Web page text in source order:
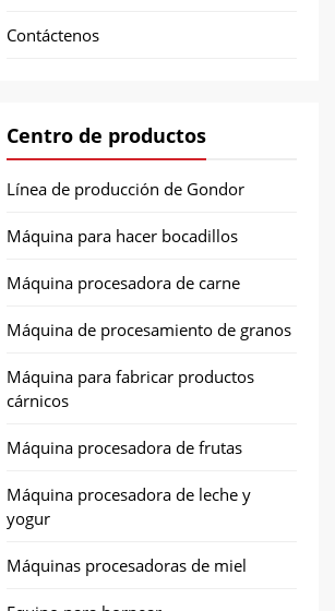
Contáctenos
Centro de productos
Línea de producción de Gondor
Máquina para hacer bocadillos
Máquina procesadora de carne
Máquina de procesamiento de granos
Máquina para fabricar productos
cárnicos
Máquina procesadora de frutas
Máquina procesadora de leche y
yogur
Máquinas procesadoras de miel